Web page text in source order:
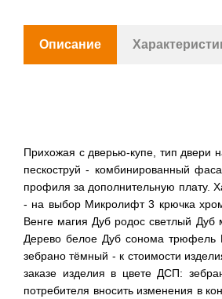
Описание
Прихожая с дверью-купе, тип двери
пескоструй - комбинированный
профиля за дополнительную
- на выбор Микролифт 3 крючка
Венге магия Дуб родос светлый
Дерево белое Дуб сонома трюфель
зебрано тёмный - к стоимости
заказе изделия в цвете ДСП:
потребителя вносить изменения в